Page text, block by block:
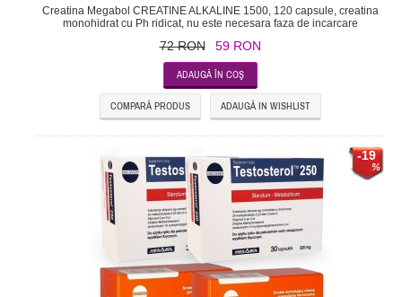
Creatina Megabol CREATINE ALKALINE 1500, 120 capsule, creatina
monohidrat cu Ph ridicat, nu este necesara faza de incarcare
72 RON 59 RON
COMPARĂ PRODUS ADAUGĂ IN WISHLIST
-19